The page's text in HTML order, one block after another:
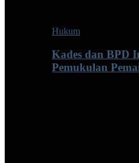
Hukum
Kades dan BPD
Pemukulan